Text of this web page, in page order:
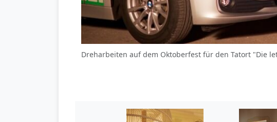
Dreharbeiten auf dem Oktoberfest für den Tatort "Die